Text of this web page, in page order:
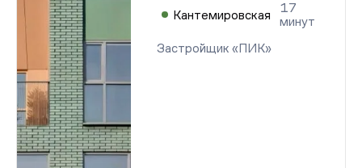
Кантемировская
17
минут
Застройщик «ПИК»